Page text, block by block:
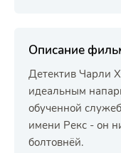
Описание
Детектив Чарли
идеальным
обученной
имени Рекс - он
болтовнёй.